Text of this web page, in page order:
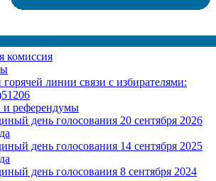
комиссия
линии связи с избирателями:
референдумы
день голосования 20 сентября 2026
день голосования 14 сентября 2025
день голосования 8 сентября 2024